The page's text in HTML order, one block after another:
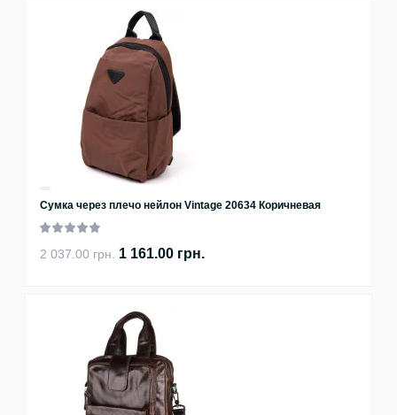
Сумка через плечо нейлон Vintage 20634 Коричневая
2 037.00 грн. 1 161.00 грн.